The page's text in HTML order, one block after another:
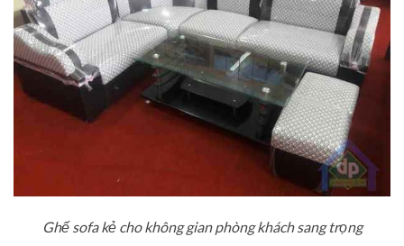
Ghế sofa kẻ cho không gian phòng khách sang trọng